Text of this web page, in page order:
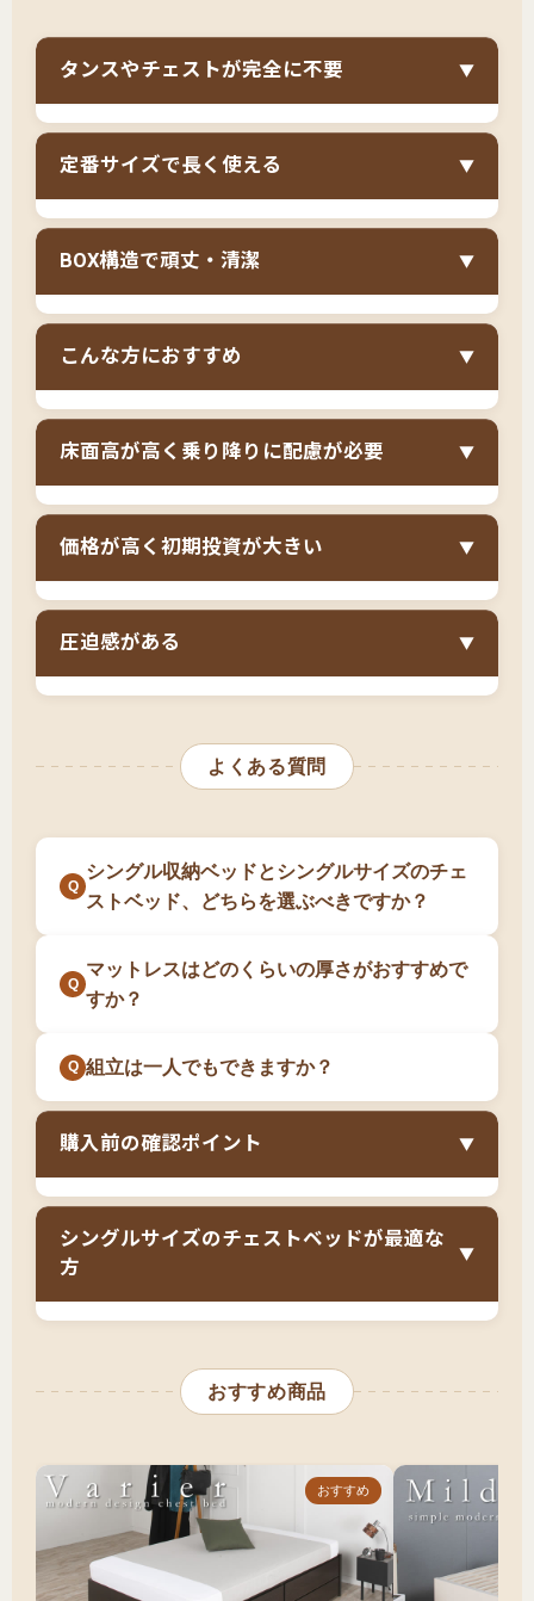
タンスやチェストが完全に不要 ▼
納スペースを備え、一人暮らしの衣類・小物を
納ベッド（引き出し2〜4杯）では収まりきらな
ます。引き出しには日常使いの衣類、長物収納
スペースにはオフシーズンの布団・コート・ス
ェストを別に購入する必要が完全になくなりま
す。
定番サイズで長く使える ▼
る標準サイズで、
買い替えの心配なく長期間使
化で買い替えが必要になる可能性があります
が、シングルなら一生使える投資として考えら
長期使用を前提にすればコストパフォーマンス
は良好です。
BOX構造で頑丈・清潔 ▼
し）が標準仕様のため、組立式の収納ベッドと
っかりしており、重い衣類を入れても歪みませ
め、ベッド下からの埃が入りにくく、衣類を清
潔に保管できます。一人暮らしで掃除の頻度が
感があります。
こんな方におすすめ ▼
な方に特におすすめです。
6畳〜8畳のワンルーム・1Kで一人暮らしをし
ている方
衣類や小物が多く、収納スペースが圧倒的に足
大学生・社会人で長く使えるベッドを探してい
収納力を最優先したい方
りず、タンスを置く余裕もない方には最適な解
決策です。大学生や新社会人で、これから長く
います。収納ベッドでは収納量が足りない、で
も部屋にタンスを置くスペースがないという方
に、チェストベッドは理想的な選択です。
床面高が高く乗り降りに配慮が必要 ▼
40〜50cm程度と高く、ベッドへの乗り降りに配
し、薄めのマットレスは種類が限られるため、
寝心地を重視する場合は、厚めのマットレスを
乗り降りが大変になります。
価格が高く初期投資が大きい ▼
仕様のため、組立式の収納ベッドやフロアベッ
には負担になります。ただし、別途タンスやチ
ェストを購入する必要がなくなるため、家具一
格とも言えます。長期使用を前提に、品質と収
納力を重視する方向けの投資です。
圧迫感がある ▼
狭い部屋では圧迫感が強くなります
ッドや通常の収納ベッドと比べて、部屋に入っ
ルやダブルのチェストベッドよりは圧迫感が軽
具を置かずに済むメリットの方が大きいため、
実用性を重視する方には許容範囲です。
よくある質問
シングル収納ベッドとシングルサイズのチェ
ストベッド、どちらを選ぶべきですか？
マットレスはどのくらいの厚さがおすすめで
すか？
組立は一人でもできますか？
購入前の確認ポイント ▼
床面高と乗り降りのしやすさ
マットレスの厚さ（薄めが推奨だが選択肢は少
引き出しの開閉スペースと動線の確保
シングルサイズのチェストベッドが最適な
方
▼
「一人暮らしで収納スペースが圧倒的に足
りない」「タンスやチェストを置く余裕がな
という方に最適です。
特に、6畳〜8畳のワンルームや1Kで暮らしてい
る方、クローゼットが小さく追加収納が必要な
おすすめ商品
おすすめ